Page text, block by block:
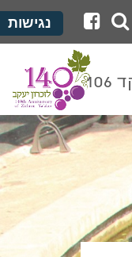
נגישותלעמוד
הפייסבוק
של
מועצת
זכרון
יעקב